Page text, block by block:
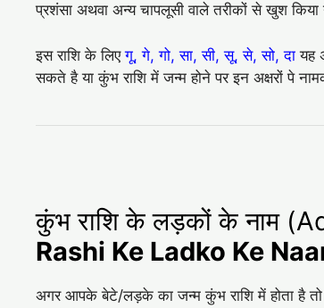
प्रशंसा अथवा अन्‍य चापलूसी वाले तरीकों से खुश किया
इस राशि के लिएगू, गे, गो, सा, सी, सू, से, सो, दायह
सकते है या कुंभ राशि में जन्म होने पर इन अक्षरों पे
कुंभ राशि के लड़कों के नाम
Rashi Ke Ladko Ke
अगर आपके बेटे/लड़के का जन्म कुंभ राशि में होता है